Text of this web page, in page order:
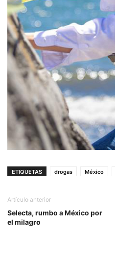
ETIQUETAS drogas México
Artículo anterior
Selecta, rumbo a México por
el milagro